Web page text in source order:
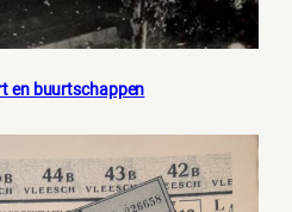
en buurtschappen